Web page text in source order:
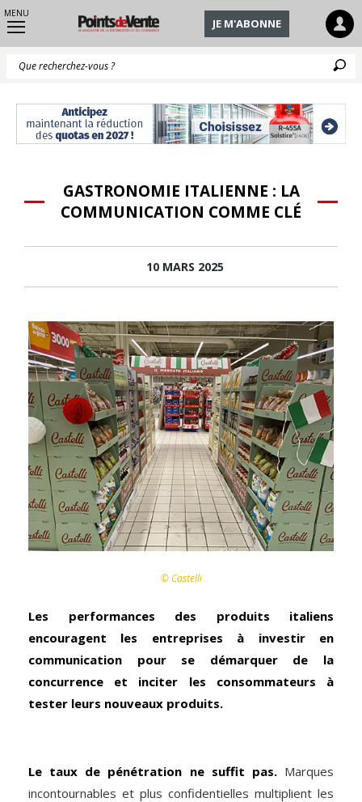
MENU
JE M'ABONNE
GASTRONOMIE ITALIENNE : LA
COMMUNICATION COMME CLÉ
10 MARS 2025
© Castelli
Les performances des produits italiens
encouragent les entreprises à investir en
communication pour se démarquer de la
concurrence et inciter les consommateurs à
tester leurs nouveaux produits.
Le taux de pénétration ne suffit pas.Marques
incontournables et plus confidentielles multiplient les